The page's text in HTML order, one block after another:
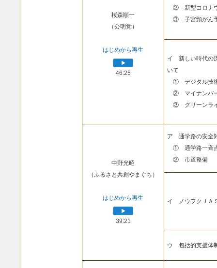
桜森順一
（公明党）
はじめから再生
46:25
② 新型コロナウ
③ 子宮頸がん予
イ 新しい時代の
いて
① デジタル技
② マイナンバ
③ グリーンライ
中野光昭
（ふるさと共創やまぐち）
はじめから再生
39:21
ア 通学路の安全
① 通学路一斉
② 市道整備
イ ノウフクＪＡ
ウ 包括的支援体